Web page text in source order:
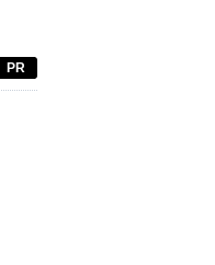
PR